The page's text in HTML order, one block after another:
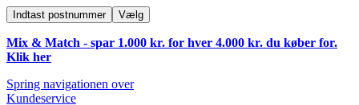
Indtast postnummer Vælg
Mix & Match - spar 1.000 kr. for hver 4.000 kr. du køber for.
Klik her
Spring navigationen over
Kundeservice